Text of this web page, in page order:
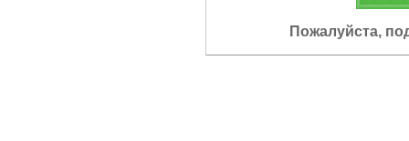
Пожалуйста,